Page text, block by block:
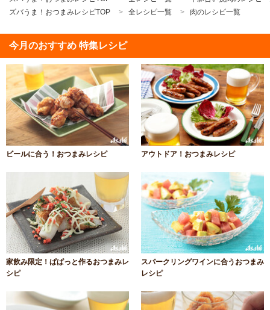
ズバうま！おつまみレシピTOP
全レシピ一覧 肉のレシピ一覧
今月のおすすめ 特集レシピ
ビールに合う！おつまみレシピ アウトドア！おつまみレシピ
家飲み限定！ぱぱっと作るおつまみレ
シピ
スパークリングワインに合うおつまみ
レシピ